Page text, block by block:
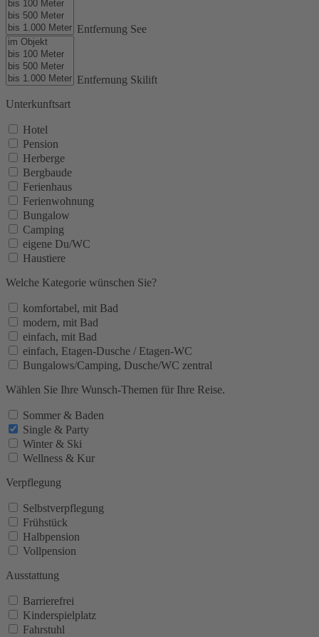
Entfernung See
Entfernung Skilift
Unterkunftsart
Hotel
Pension
Herberge
Bergbaude
Ferienhaus
Ferienwohnung
Bungalow
Camping
eigene Du/WC
Haustiere
Welche Kategorie wünschen Sie?
komfortabel, mit Bad
modern, mit Bad
einfach, mit Bad
einfach, Etagen-Dusche / Etagen-WC
Bungalows/Camping, Dusche/WC zentral
Wählen Sie Ihre Wunsch-Themen für Ihre Reise.
Sommer & Baden
Single & Party
Winter & Ski
Wellness & Kur
Verpflegung
Selbstverpflegung
Frühstück
Halbpension
Vollpension
Ausstattung
Barrierefrei
Kinderspielplatz
Fahrstuhl